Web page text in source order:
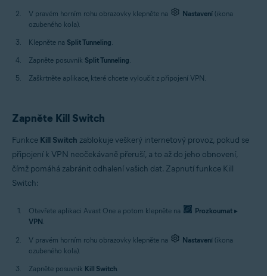
V pravém horním rohu obrazovky klepněte na Nastavení (ikona
ozubeného kola).
Klepněte na Split Tunneling.
Zapněte posuvník Split Tunneling.
Zaškrtněte aplikace, které chcete vyloučit z připojení VPN.
Zapněte Kill Switch
Funkce Kill Switch zablokuje veškerý internetový provoz, pokud se
připojení k VPN neočekávaně přeruší, a to až do jeho obnovení,
čímž pomáhá zabránit odhalení vašich dat. Zapnutí funkce Kill
Switch:
Otevřete aplikaci Avast One a potom klepněte na Prozkoumat ▸
VPN.
V pravém horním rohu obrazovky klepněte na Nastavení (ikona
ozubeného kola).
Zapněte posuvník Kill Switch.